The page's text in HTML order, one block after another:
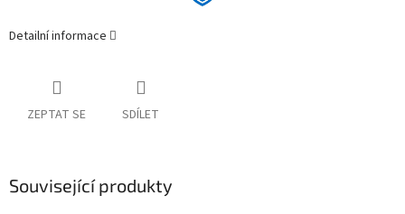
Detailní informace
ZEPTAT SE SDÍLET
Související produkty